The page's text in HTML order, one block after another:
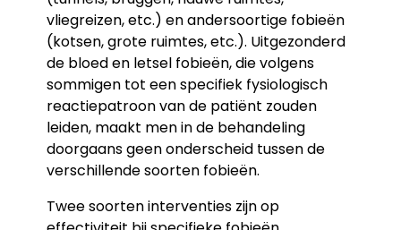
vliegreizen, etc.) en andersoortige fobieën
(kotsen, grote ruimtes, etc.). Uitgezonderd
de bloed en letsel fobieën, die volgens
sommigen tot een specifiek fysiologisch
reactiepatroon van de patiënt zouden
leiden, maakt men in de behandeling
doorgaans geen onderscheid tussen de
verschillende soorten fobieën.
Twee soorten interventies zijn op